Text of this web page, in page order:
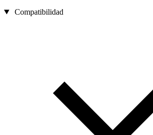
Compatibilidad